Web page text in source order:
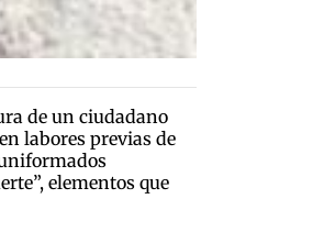
de un ciudadano
labores previas de
elementos que